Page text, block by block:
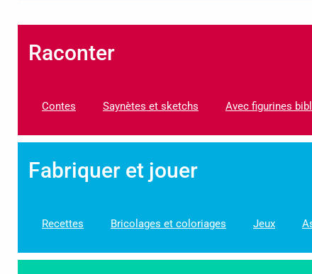
Raconter
Contes Saynètes et sketchs Avec figurines
Fabriquer et jouer
Recettes Bricolages et coloriages Jeux